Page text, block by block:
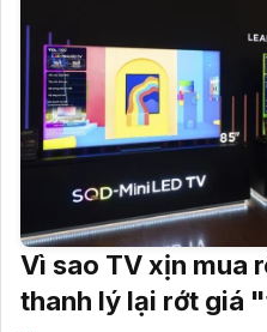
Vì sao TV xịn mua
thanh lý lại rớt giá